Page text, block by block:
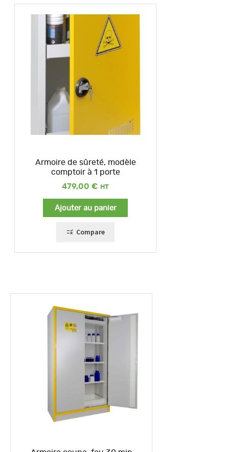
Armoire de sûreté, modèle
comptoir à 1 porte
479,00 €
Ajouter au panier
Compare